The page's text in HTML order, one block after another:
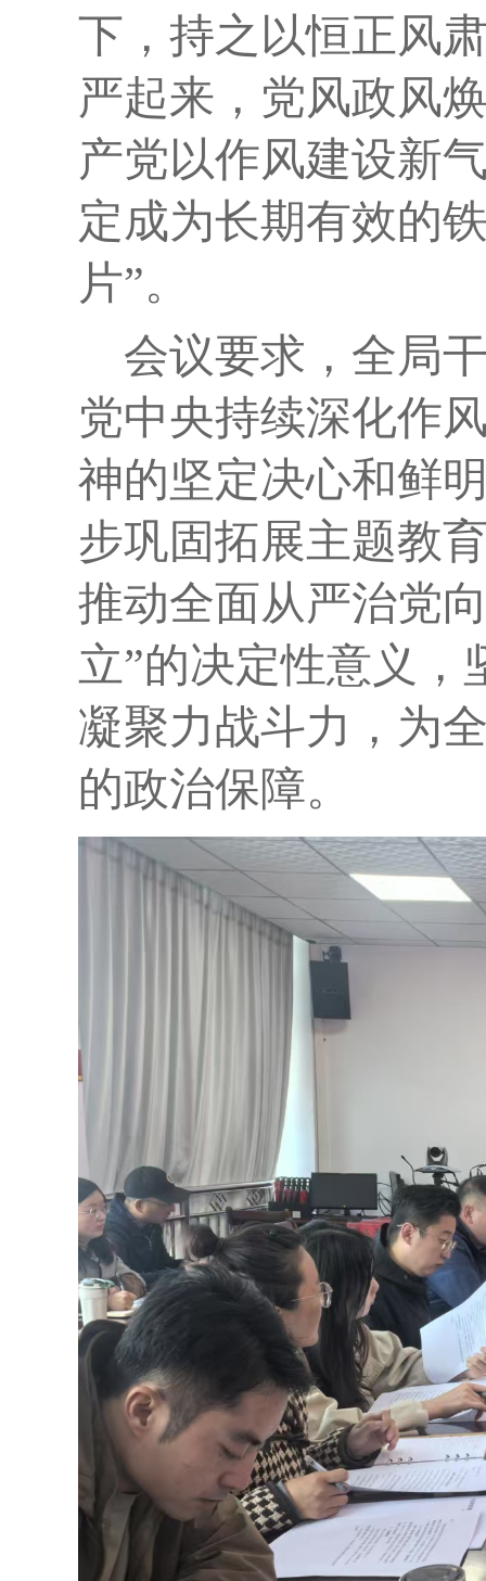
下，持之以恒正风
严起来，党风政风
产党以作风建设新
定成为长期有效的
片”。
会议要求，全局
党中央持续深化作
神的坚定决心和鲜
步巩固拓展主题教
推动全面从严治党
立”的决定性意义，
凝聚力战斗力 ， 为
的政治保障。